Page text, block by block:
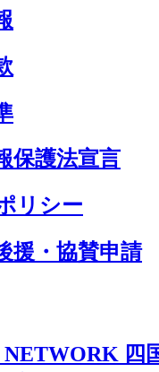
保護法宣言
リシー
援・協賛申請